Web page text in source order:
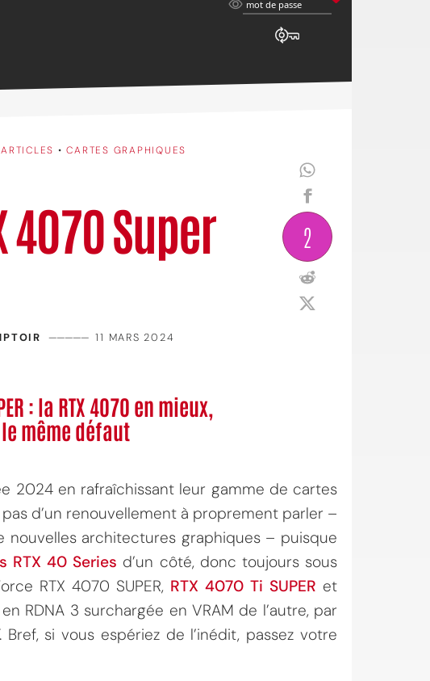
mot de passe
•CARTES GRAPHIQUES
4070 Super 2
————— 11 MARS 2024
: la RTX 4070 en mieux,
même défaut
2024 en rafraîchissant leur gamme de cartes
d’un renouvellement à proprement parler –
nouvelles architectures graphiques – puisque
RTX 40 Series d’un côté, donc toujours sous
RTX 4070 SUPER, RTX 4070 Ti SUPER et
RDNA 3 surchargée en VRAM de l’autre, par
si vous espériez de l’inédit, passez votre